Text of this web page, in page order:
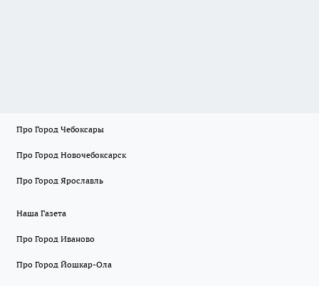
Про Город Чебоксары
Про Город Новочебоксарск
Про Город Ярославль
Наша Газета
Про Город Иваново
Про Город Йошкар-Ола